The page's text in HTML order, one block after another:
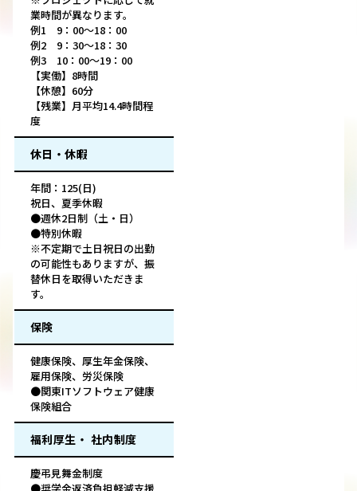
業時間が異なります。
例1 9：00〜18：00
例2 9：30〜18：30
例3 10：00〜19：00
【実働】8時間
【休憩】60分
【残業】月平均14.4時間程
度
休日・休暇
年間：125(日)
祝日、夏季休暇
●週休2日制（土・日）
●特別休暇
※不定期で土日祝日の出勤
の可能性もありますが、振
替休日を取得いただきま
す。
保険
健康保険、厚生年金保険、
雇用保険、労災保険
●関東ITソフトウェア健康
保険組合
福利厚生・ 社内制度
慶弔見舞金制度